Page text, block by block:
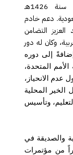
في يوم الأربعاء 28 من جمادى الآخرة سنة 1426هـ
دعم خادم
التضامن
وكان له دور
إلى دوره
المتحدة،
عدم الانحياز،
الخير المحلية
وتأسيس
والصديقة في
من مؤتمرات